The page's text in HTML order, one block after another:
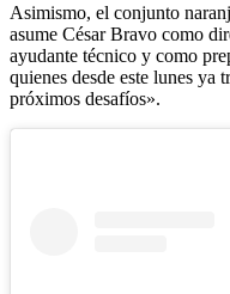
Asimismo, el conjunto
asume César Bravo como
ayudante técnico y como
quienes desde este lunes ya
próximos desafíos».